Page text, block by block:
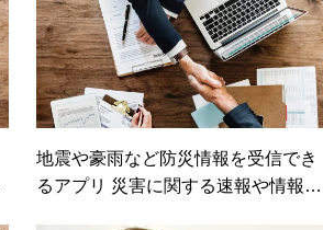
地震や豪雨など防災情報を受信でき
るアプリ 災害に関する速報や情報か